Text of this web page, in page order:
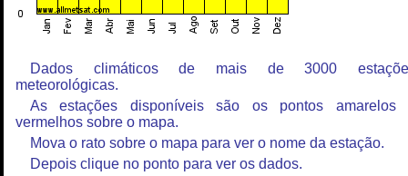
Dados climáticos de mais de 3000
meteorológicas.
As estações disponíveis são os pontos amarelos
vermelhos sobre o mapa.
Mova o rato sobre o mapa para ver o nome da estação.
Depois clique no ponto para ver os dados.